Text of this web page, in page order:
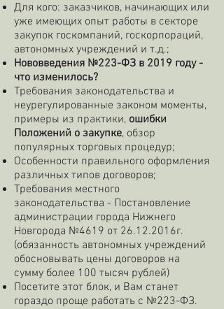
Для кого: заказчиков, начинающих или
уже имеющих опыт работы в секторе
закупок госкомпаний, госкорпораций,
автономных учреждений и т.д.;
Нововведения №223-ФЗ в 2019 году -
что изменилось?
Требования законодательства и
неурегулированные законом моменты,
примеры из практики, ошибки
Положений о закупке, обзор
популярных торговых процедур;
Особенности правильного оформления
различных типов договоров;
Требования местного
законодательства - Постановление
администрации города Нижнего
Новгорода №4619 от 26.12.2016г.
(обязанность автономных учреждений
обосновывать цены договоров на
сумму более 100 тысяч рублей)
Посетите этот блок, и Вам станет
гораздо проще работать с №223-ФЗ.